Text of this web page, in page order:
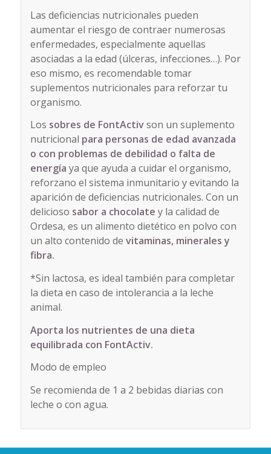
Las deficiencias nutricionales pueden
aumentar el riesgo de contraer numerosas
enfermedades, especialmente aquellas
asociadas a la edad (úlceras, infecciones…). Por
eso mismo, es recomendable tomar
suplementos nutricionales para reforzar tu
organismo.
Los sobres de FontActivson un suplemento
nutricional para personas de edad avanzada
o con problemas de debilidad o falta de
energía ya que ayuda a cuidar el organismo,
reforzano el sistema inmunitario y evitando la
aparición de deficiencias nutricionales. Con un
delicioso sabor a chocolate y la calidad de
Ordesa, es un alimento dietético en polvo con
un alto contenido de vitaminas, minerales y
fibra.
*Sin lactosa, es ideal también para completar
la dieta en caso de intolerancia a la leche
animal.
Aporta los nutrientes de una dieta
equilibrada con FontActiv.
Modo de empleo
Se recomienda de 1 a 2 bebidas diarias con
leche o con agua.